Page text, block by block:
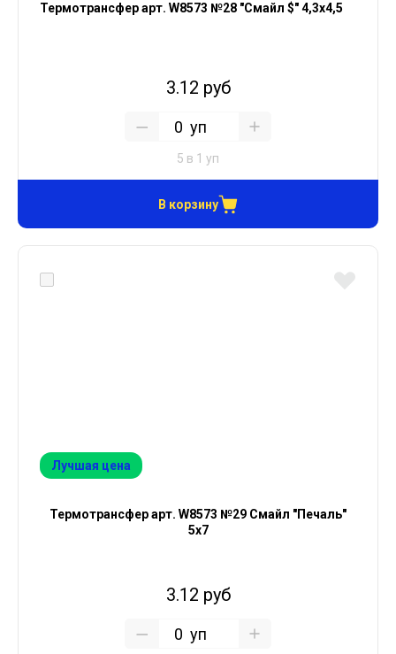
Термотрансфер арт. W8573 №28 "Смайл $" 4,3х4,5
3.12 руб
уп
5 в 1 уп
В корзину
Лучшая цена
Термотрансфер арт. W8573 №29 Смайл "Печаль"
5х7
3.12 руб
уп